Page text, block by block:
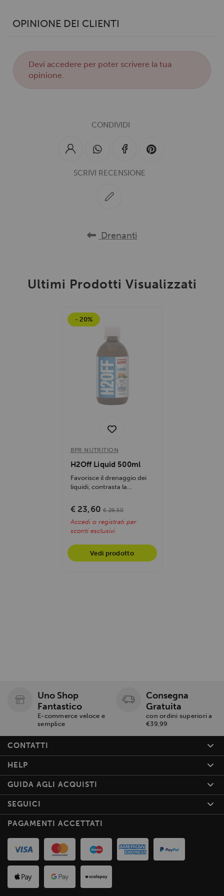
OPINIONE DEI CLIENTI
Deviaccedere per poter scrivere la tua
opinione.
CONDIVIDI
SCRIVI RECENSIONE
Drenanti
Ultimi Prodotti Visualizzati
- 20%
BPR NUTRITION
H2Off Liquid 500ml
Favorisce il drenaggio dei
liquidi, contrasta la
le vie...
€ 23,60 € 29,50
Accedi o registrati per
sconti esclusivi
Vedi prodotto
Uno Shop
Fantastico
E-commerce veloce e
semplice
Consegna
Gratuita
con ordini superiori a
€39,99
CONTATTI
HELP
GUIDA AGLI ACQUISTI
SEGUICI
PAGAMENTI ACCETTATI